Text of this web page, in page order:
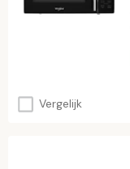
Vergelijk